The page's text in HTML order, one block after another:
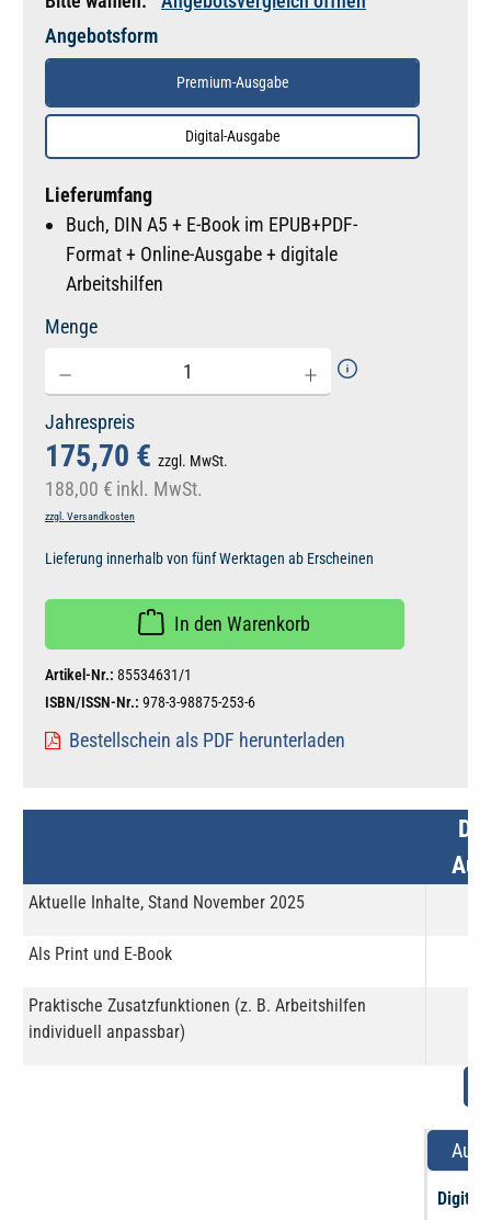
Angebotsform
Premium-Ausgabe
Digital-Ausgabe
Lieferumfang
Buch, DIN A5 + E-Book im EPUB+PDF-
Format + Online-Ausgabe + digitale
Arbeitshilfen
Menge
Jahrespreis
175,70 € zzgl. MwSt.
188,00 € inkl. MwSt.
zzgl. Versandkosten
Lieferung innerhalb von fünf Werktagen ab Erscheinen
In den Warenkorb
Artikel-Nr.: 85534631/1
ISBN/ISSN-Nr.: 978-3-98875-253-6
Bestellschein als PDF herunterladen
Aktuelle Inhalte, Stand November 2025
Als Print und E-Book
Praktische Zusatzfunktionen (z. B. Arbeitshilfen
individuell anpassbar)